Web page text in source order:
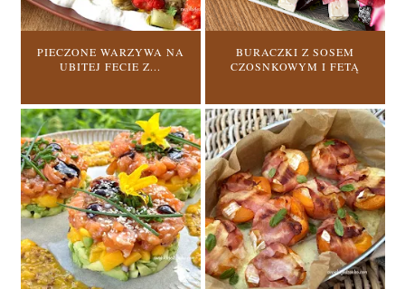
PIECZONE WARZYWA NA
UBITEJ FECIE Z...
BURACZKI Z SOSEM
CZOSNKOWYM I FETĄ